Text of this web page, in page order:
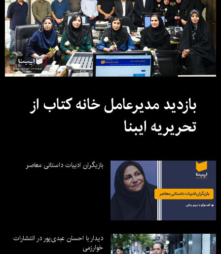
بازدید مدیرعامل خانه کتاب از
تحریریه ایبنا
بازیگران ادبیات داستانی معاصر
دیدار با احسان عبدی‌پور در انتشارات
خوارزمی